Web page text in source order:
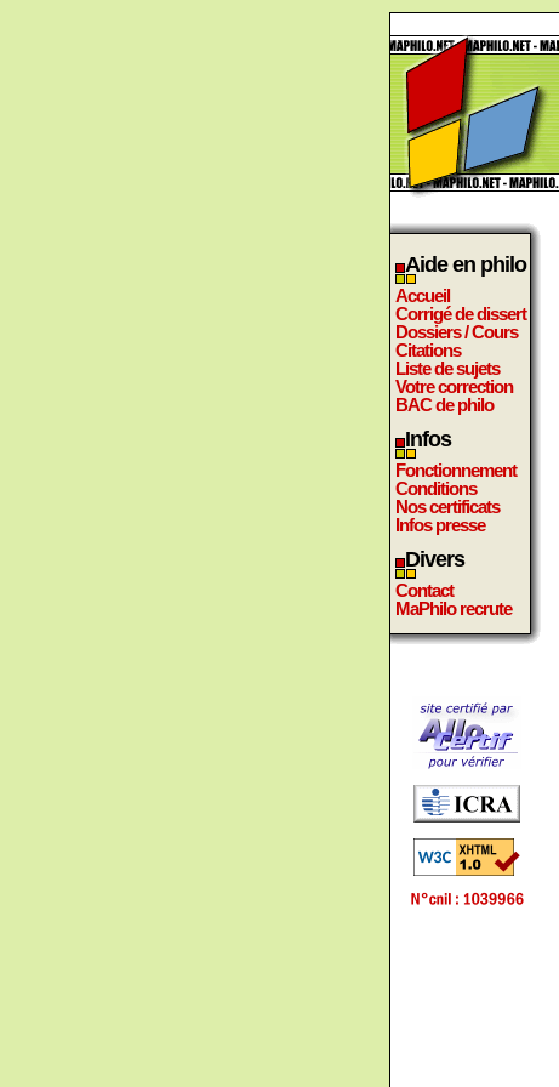
Aide en philo
Accueil
Corrigé de dissert
Dossiers / Cours
Citations
Liste de sujets
Votre correction
BAC de philo
Infos
Fonctionnement
Conditions
Nos certificats
Infos presse
Divers
Contact
MaPhilo recrute